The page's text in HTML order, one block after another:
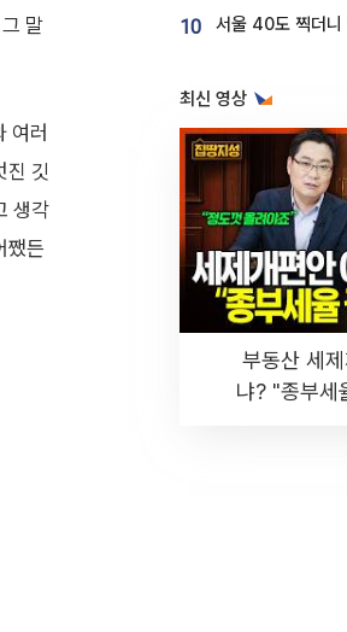
말
여러
진 깃
생각
쨌든
10
최신 영상
부동산 세
냐? "종부세